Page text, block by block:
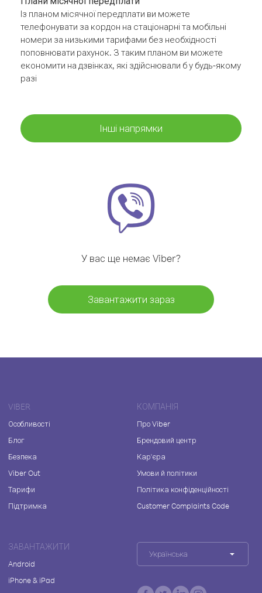
Із планом місячної передплати ви можете
телефонувати за кордон на стаціонарні та мобільні
номери за низькими тарифами без необхідності
поповнювати рахунок. З таким планом ви можете
економити на дзвінках, які здійснювали б у будь-якому
разі
Інші напрямки
У вас ще немає Viber?
Завантажити зараз
VIBER
Особливості
Блог
Безпека
Viber Out
Тарифи
Підтримка
КОМПАНІЯ
Про Viber
Брендовий центр
Кар'єра
Умови й політики
Політика конфіденційності
Customer Complaints Code
ЗАВАНТАЖИТИ
Android
iPhone & iPad
Українська